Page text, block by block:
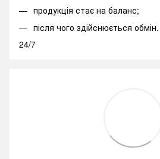
продукція стає на баланс;
після чого здійснюється обмін.
24/7